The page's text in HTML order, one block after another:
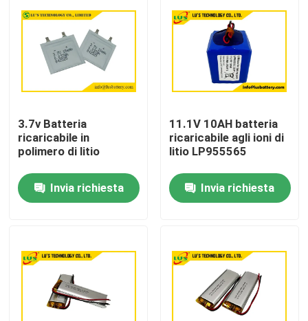
Casa
Prodotti
Giro della fabbrica
3.7v Batteria
ricaricabile in
polimero di litio
Invia richiesta
11.1V 10AH batteria
ricaricabile agli ioni di
litio LP955565
Invia richiesta